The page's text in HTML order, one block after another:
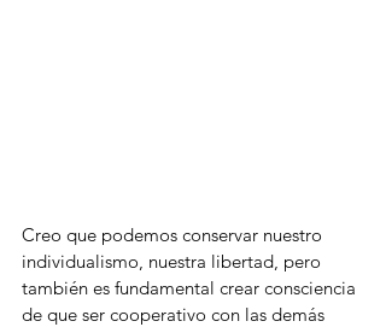
Creo que podemos conservar nuestro
individualismo, nuestra libertad, pero
también es fundamental crear consciencia
de que ser cooperativo con las demás